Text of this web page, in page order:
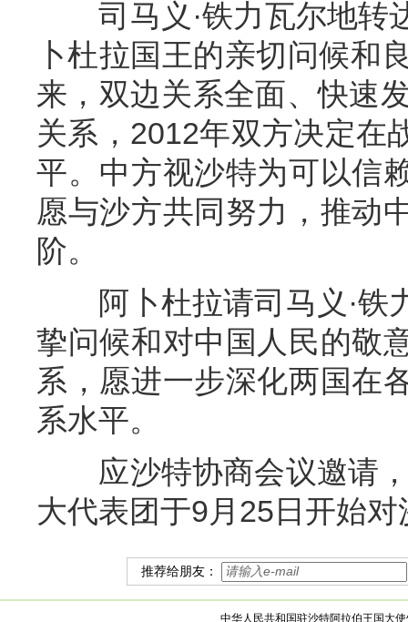
司马义·铁力瓦尔地转
卜杜拉国王的亲切问候和
来，双边关系全面、快速
关系，2012年双方决定在
平。中方视沙特为可以信
愿与沙方共同努力，推动
阶。
阿卜杜拉请司马义·铁
挚问候和对中国人民的敬
系，愿进一步深化两国在
系水平。
应沙特协商会议邀请，
大代表团于9月25日开始
推荐给朋友：
中华人民共和国驻沙特阿拉伯王国大使